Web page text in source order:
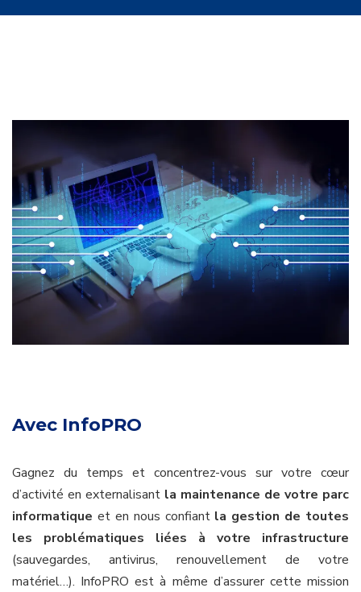
Avec InfoPRO
Gagnez du temps et concentrez-vous sur votre cœur
d’activité en externalisant la maintenance de votre parc
informatique et en nous confiant la gestion de toutes
les problématiques liées à votre infrastructure
(sauvegardes, antivirus, renouvellement de votre
matériel…). InfoPRO est à même d’assurer cette mission